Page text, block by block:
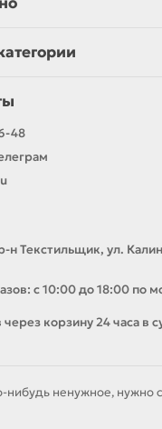
48
н Текстильщик, ул.
с 10:00 до 18:00 по
корзину 24 часа в
нибудь ненужное, нужно